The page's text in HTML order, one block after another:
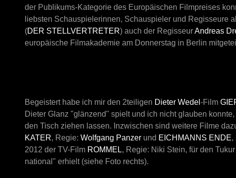
der Publikums-Kategorie des Europäischen Filmpreises
liebsten Schauspielerinnen, Schauspieler und Regisseure
(DER STELLVERTRETER) auch der RegisseurAndreas
europäische Filmakademie am Donnerstag in Berlin
Begeistert habe ich mir den 2teiligen Dieter Wedel -Film
Dieter Glanz "glänzend" spielt und ich nicht glauben
den Tisch ziehen lassen. Inzwischen sind weitere Filme
ATER
, Regie: Wolfgang Panzer und EICHMANNS ENDE,
2012 der TV-Film ROMMEL, Regie: Niki Stein, für den
national" erhielt (siehe Foto rechts).